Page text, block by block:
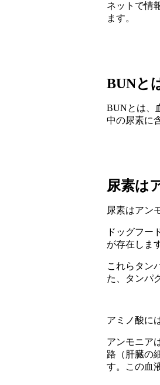
ネットで情
ます。
BUNと
BUNとは、
中の尿素に
尿素は
尿素はアン
ドッグフー
が存在しま
これらタン
た、タンパ
アミノ酸に
アンモニア
路（肝臓の
す。この血